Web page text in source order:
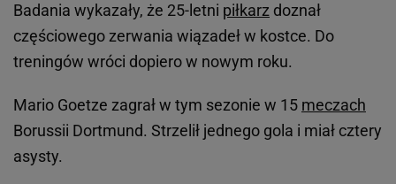
Badania wykazały, że 25-letni piłkarz doznał
częściowego zerwania wiązadeł w kostce. Do
treningów wróci dopiero w nowym roku.
Mario Goetze zagrał w tym sezonie w 15 meczach
Borussii Dortmund. Strzelił jednego gola i miał cztery
asysty.